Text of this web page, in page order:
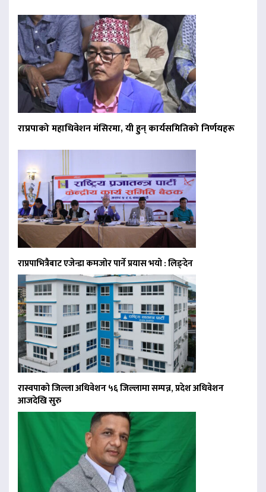
राप्रपाको महाधिवेशन मंसिरमा, यी हुन् कार्यसमितिको निर्णयहरू
राप्रपाभित्रैबाट एजेन्डा कमजोर पार्ने प्रयास भयो : लिङ्देन
रास्वपाको जिल्ला अधिवेशन ५६ जिल्लामा सम्पन्न, प्रदेश अधिवेशन
आजदेखि सुरु